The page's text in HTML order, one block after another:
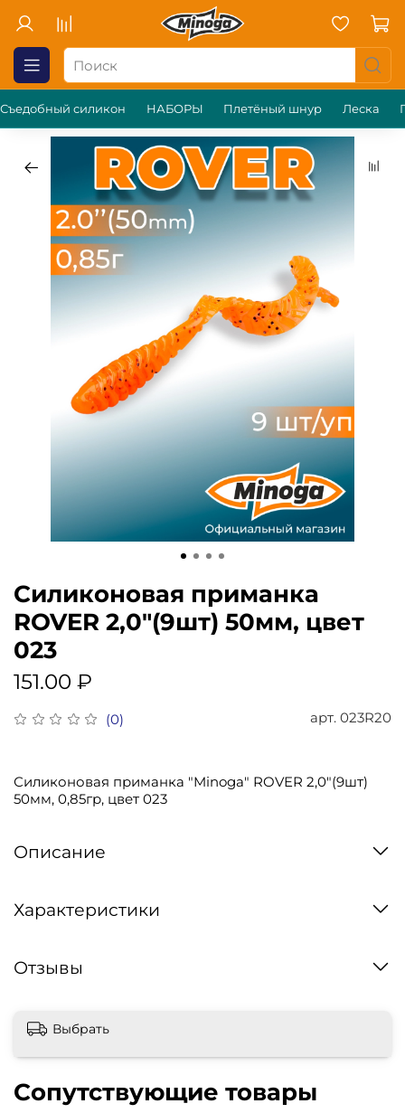
Съедобный силикон НАБОРЫ Плетёный шнур Леска
(0) арт. 023R20
Силиконовая приманка
ROVER 2,0"(9шт) 50мм, цвет
023
151.00 ₽
Силиконовая приманка "Minoga" ROVER 2,0"(9шт)
50мм, 0,85гр, цвет 023
Описание
Характеристики
Отзывы
Выбрать
Сопутствующие товары